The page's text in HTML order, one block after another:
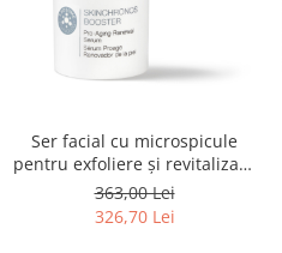
Ser facial cu microspicule
pentru exfoliere și revitalizare
30ml SKINCHRONOS
BOOSTER - LAB TECH CARE
363,00 Lei
326,70 Lei